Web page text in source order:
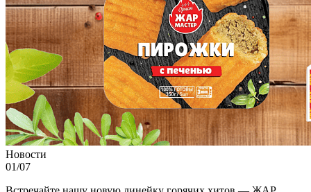
Новости
01/07